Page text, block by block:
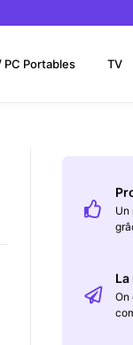
PC Portables TV
Un
On